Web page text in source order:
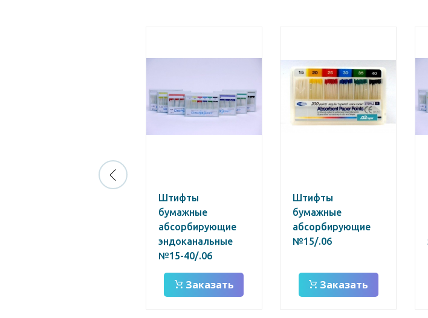
Штифты
бумажные
абсорбирующие
эндоканальные
№15-40/.06
Заказать
Штифты
бумажные
абсорбирующие
№15/.06
Заказать